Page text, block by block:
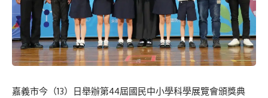
嘉義市今 （13）日舉辦第44屆國民中小學科學展覽會頒獎典